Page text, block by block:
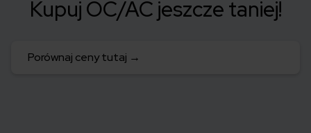
Kupuj OC/AC jeszcze taniej!
Porównaj ceny tutaj →